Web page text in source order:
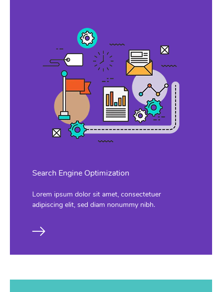
Search Engine Optimization
Lorem ipsum dolor sit amet, consectetuer
adipiscing elit, sed diam nonummy nibh.